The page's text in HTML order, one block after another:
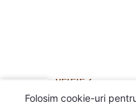
Folosim cookie-uri
perete 2
sonoma,